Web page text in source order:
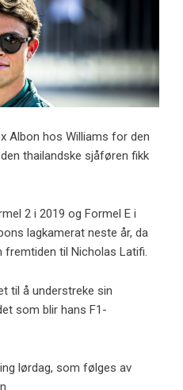
Albon hos Williams for den
thailandske sjåføren fikk
2 i 2019 og Formel E i
lagkamerat neste år, da
til Nicholas Latifi.
til å understreke sin
som blir hans F1-
lørdag, som følges av